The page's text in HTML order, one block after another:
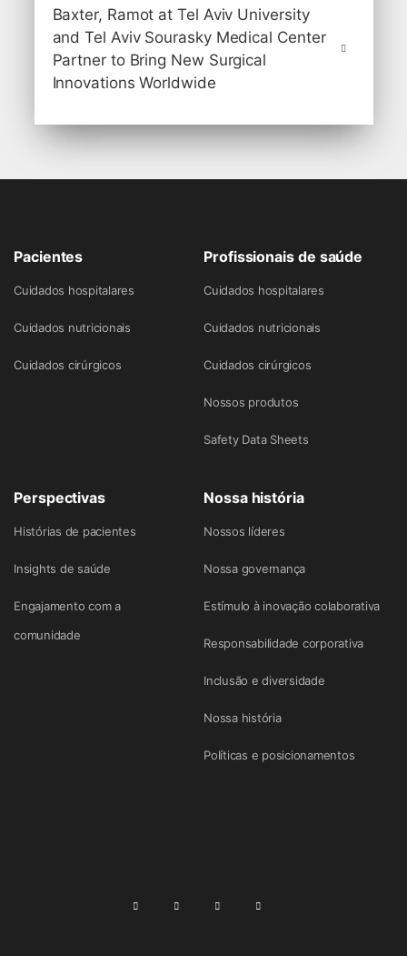
Baxter, Ramot at Tel Aviv University
and Tel Aviv Sourasky Medical Center
Partner to Bring New Surgical
Innovations Worldwide
Pacientes
Cuidados hospitalares
Cuidados nutricionais
Cuidados cirúrgicos
Profissionais de saúde
Cuidados hospitalares
Cuidados nutricionais
Cuidados cirúrgicos
Nossos produtos
Safety Data Sheets
Perspectivas
Histórias de pacientes
Insights de saúde
Engajamento com a
comunidade
Nossa história
Nossos líderes
Nossa governança
Estímulo à inovação colaborativa
Responsabilidade corporativa
Inclusão e diversidade
Nossa história
Políticas e posicionamentos